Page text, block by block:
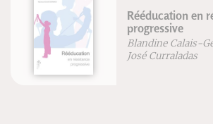
Rééducation en résistance
progressive
Blandine Calais-Germain
José Curraladas